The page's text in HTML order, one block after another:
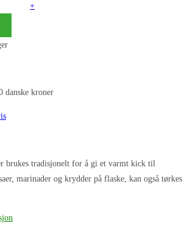
+
danske kroner
brukes tradisjonelt for å gi et varmt kick til
marinader og krydder på flaske, kan også tørkes